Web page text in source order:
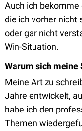
Auch ich bekomme
die ich vorher nicht
oder gar nicht
Win-Situation.
Warum sich
Meine Art zu
Jahre entwickelt,
habe ich den
Themen